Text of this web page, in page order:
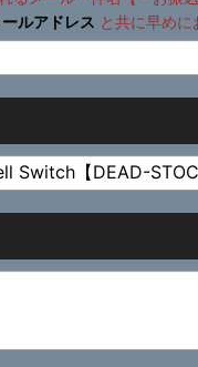
ルアドレス と共に早めに